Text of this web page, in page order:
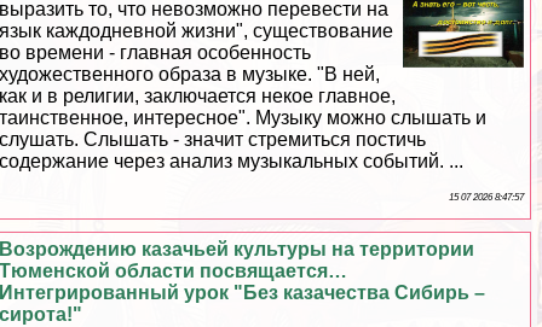
выразить то, что невозможно перевести на
язык каждодневной жизни", существование
во времени - главная особенность
художественного образа в музыке. "В ней,
как и в религии, заключается некое главное,
таинственное, интересное". Музыку можно слышать и
слушать. Слышать - значит стремиться постичь
содержание через анализ музыкальных событий. ...
15 07 2026 8:47:57
Возрождению казачьей культуры на территории
Тюменской области посвящается…
Интегрированный урок "Без казачества Сибирь –
сирота!"